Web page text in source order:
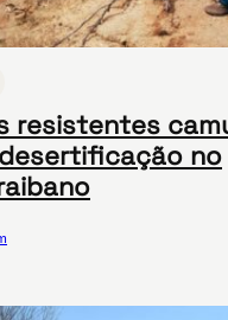
resistentes
no